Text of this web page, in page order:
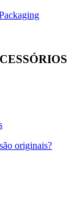
originais?